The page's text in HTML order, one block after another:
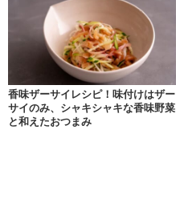
香味ザーサイレシピ！味付けはザー
サイのみ、シャキシャキな香味野菜
と和えたおつまみ